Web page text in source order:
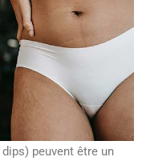
peuvent être un